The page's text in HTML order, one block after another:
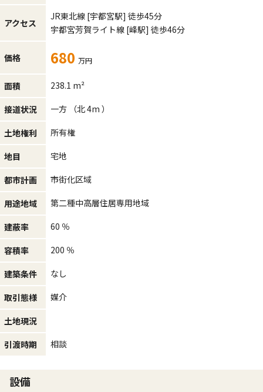
アクセス
JR東北線 [宇都宮駅] 徒歩45分
宇都宮芳賀ライト線 [峰駅] 徒歩46分
価格 680 万円
面積 238.1 m²
接道状況 一方 （北 4m ）
土地権利 所有権
地目 宅地
都市計画 市街化区域
用途地域 第二種中高層住居専用地域
建蔽率 60 ％
容積率 200 ％
建築条件 なし
取引態様 媒介
土地現況
引渡時期
相談
設備